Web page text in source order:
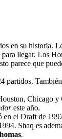
en su historia.
llegar. Los
parece que
partidos.
Chicago
este año.
en el Draft de
Shaq es
.